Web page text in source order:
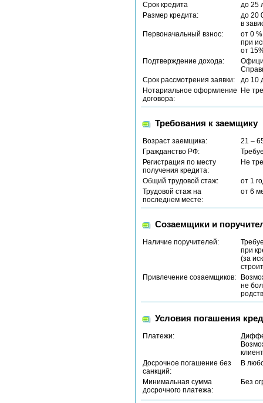
Срок кредита
до 25
Размер кредита:
до 20
в
Первоначальный взнос:
от 0 %
при
от
Подтверждение дохода:
Срок рассмотрения заявки:
до 10
Нотариальное оформление
договора:
Не
Требования к заемщику
Возраст заемщика:
21 –
Гражданство РФ:
Регистрация по месту
получения кредита:
Не
Общий трудовой стаж:
от 1
Трудовой стаж на
последнем месте:
от 6
Созаемщики и
Наличие поручителей:
при
(за
Привлечение созаемщиков:
не
Условия погашения
Платежи:
Досрочное погашение без
санкций:
В
Минимальная сумма
досрочного платежа:
Без